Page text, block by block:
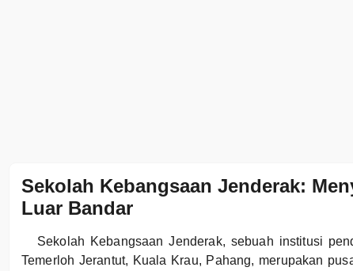
Sekolah Kebangsaan Jenderak:
Luar Bandar
Sekolah Kebangsaan Jenderak, sebuah institusi
Temerloh Jerantut, Kuala Krau, Pahang, merupakan